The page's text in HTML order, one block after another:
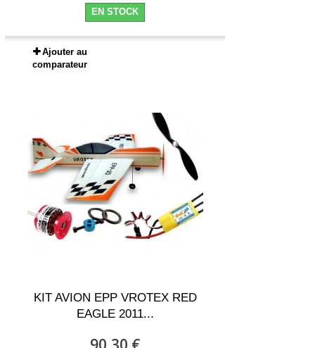
EN STOCK
Ajouter au
comparateur
KIT AVION EPP VROTEX RED
EAGLE 2011...